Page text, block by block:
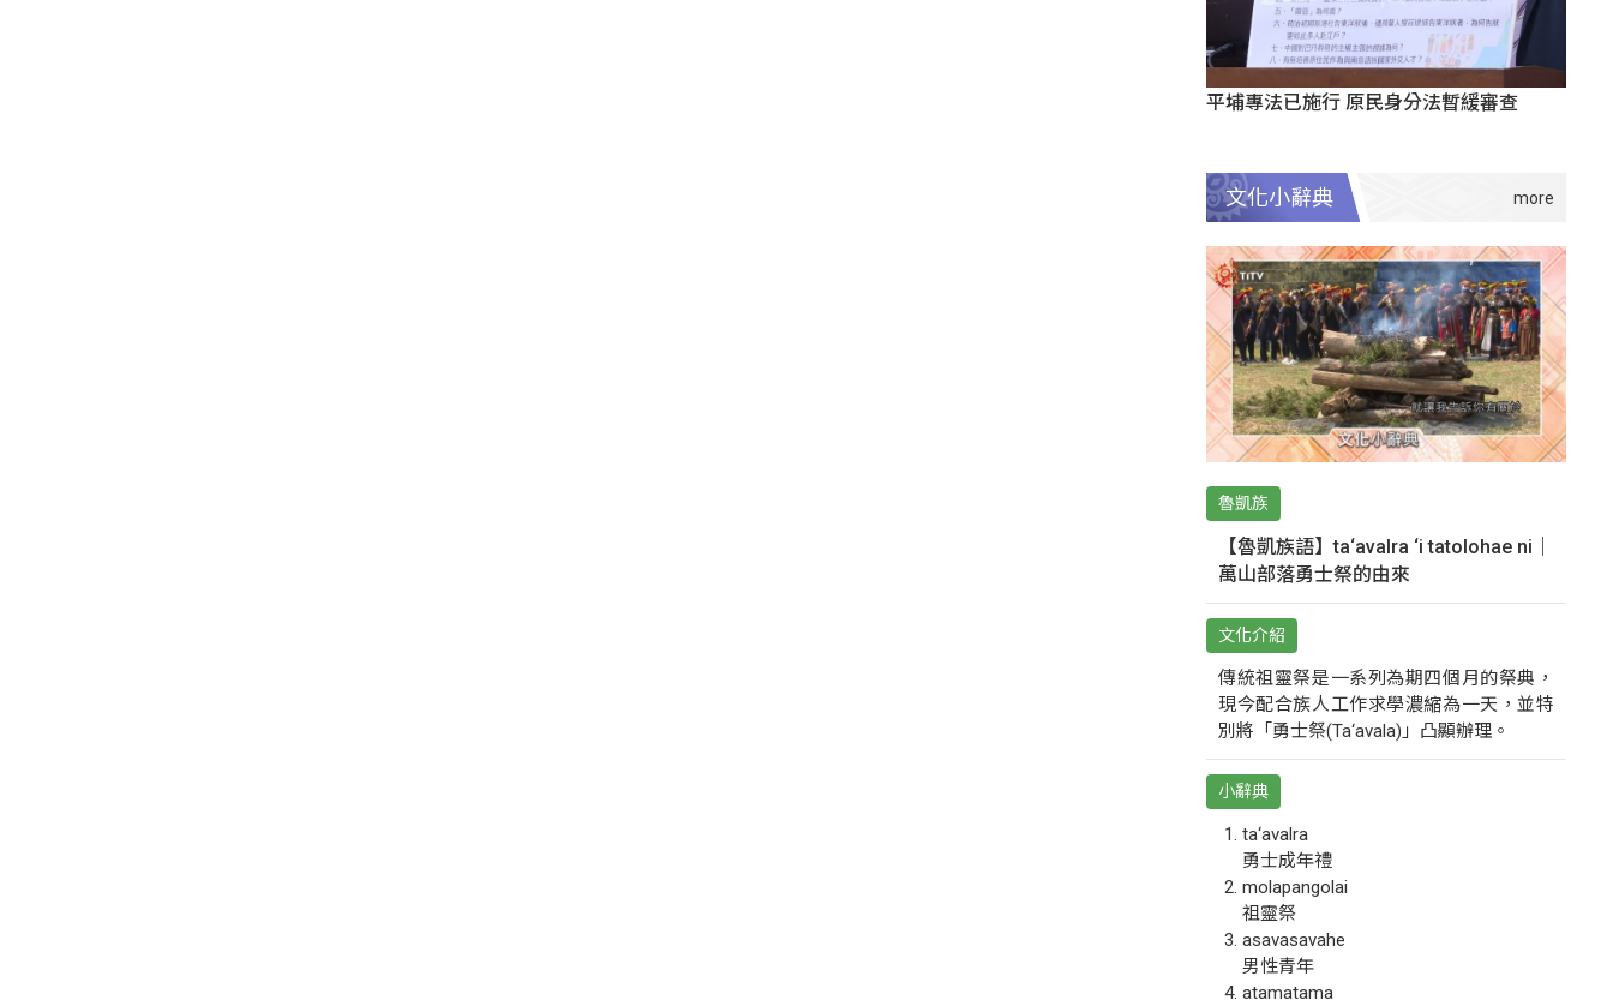
平埔專法已施行 原民身分法暫緩審查
文化小辭典
魯凱族
【魯凱族語】ta‘avalra ‘i tatolohae ni｜
萬山部落勇士祭的由來
文化介紹
傳統祖靈祭是一系列為期四個月的祭典，
現今配合族人工作求學濃縮為一天，並特
別將「勇士祭(Ta‘avala)」凸顯辦理。
小辭典
ta‘avalra
勇士成年禮
molapangolai
祖靈祭
asavasavahe
男性青年
atamatama